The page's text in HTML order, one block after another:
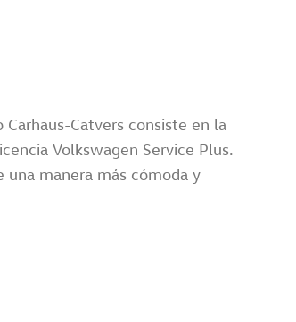
Catvers consiste en la
Volkswagen Service Plus.
manera más cómoda y